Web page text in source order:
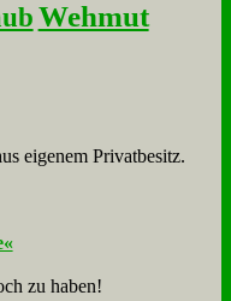
Wehmut
eigenem Privatbesitz.
zu haben!